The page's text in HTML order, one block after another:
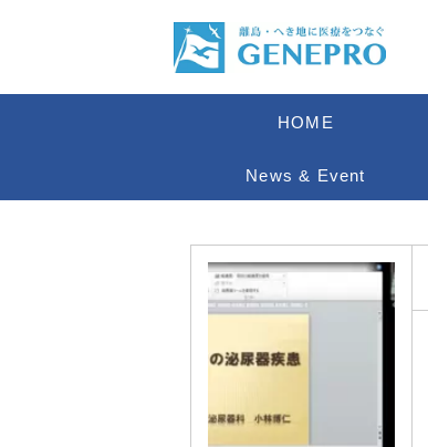
HOME
News & Event